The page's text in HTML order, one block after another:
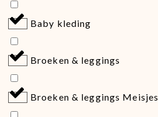
Baby kleding
Broeken & leggings
Broeken & leggings Meisjes